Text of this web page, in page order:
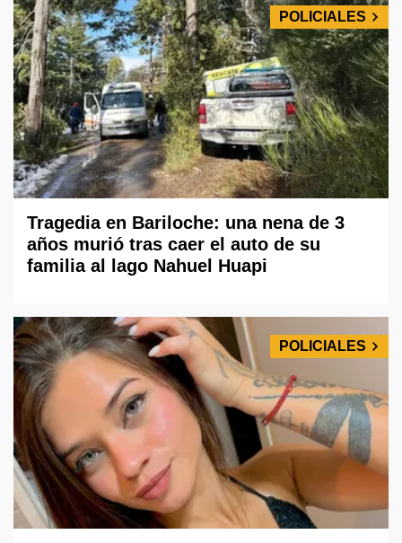
POLICIALES
Tragedia en Bariloche: una nena de 3
años murió tras caer el auto de su
familia al lago Nahuel Huapi
POLICIALES